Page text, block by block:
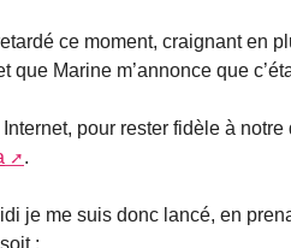
ce moment, craignant en
que Marine m’annonce que
Internet, pour rester fidèle à
.
je me suis donc lancé, en
: